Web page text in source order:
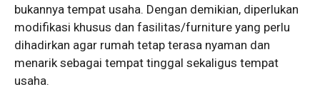
bukannya tempat usaha. Dengan demikian, diperlukan
modifikasi khusus dan fasilitas/furniture yang perlu
dihadirkan agar rumah tetap terasa nyaman dan
menarik sebagai tempat tinggal sekaligus tempat
usaha.